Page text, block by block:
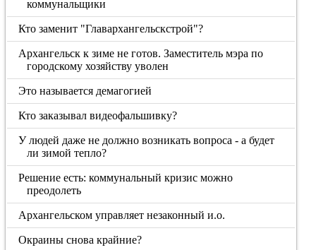
коммунальщики
Кто заменит "Главархангельскстрой"?
Архангельск к зиме не готов. Заместитель мэра по
городскому хозяйству уволен
Это называется демагогией
Кто заказывал видеофальшивку?
У людей даже не должно возникать вопроса - а будет
ли зимой тепло?
Решение есть: коммунальный кризис можно
преодолеть
Архангельском управляет незаконный и.о.
Окраины снова крайние?